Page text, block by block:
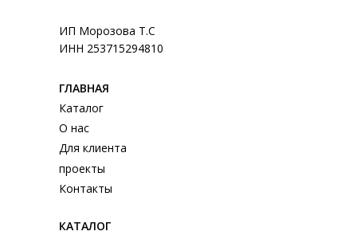
КАТАЛОГ
ГЛАВНАЯ
Контакты
Каталог
О нас
проекты
ИП Морозова Т.С
ИНН 253715294810
Для клиента